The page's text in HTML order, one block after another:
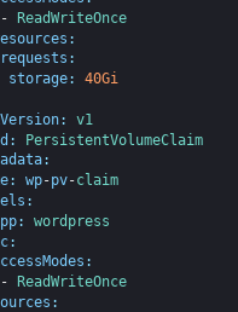
- ReadWriteOnce
:
requests :
storage:
40Gi
:
v1
:
PersistentVolumeClaim
:
: wp-pv-claim
:
:
wordpress
:
:
-
ReadWriteOnce
: